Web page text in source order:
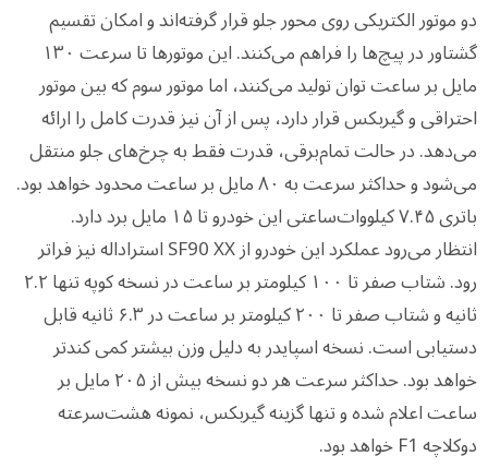
دو موتور الکتریکی روی محور جلو قرار گرفته‌اند و امکان تقسیم
گشتاور در پیچ‌ها را فراهم می‌کنند. این موتورها تا سرعت ۱۳۰
مایل بر ساعت توان تولید می‌کنند، اما موتور سوم که بین موتور
احتراقی و گیربکس قرار دارد، پس از آن نیز قدرت کامل را ارائه
می‌دهد. در حالت تمام‌برقی، قدرت فقط به چرخ‌های جلو منتقل
می‌شود و حداکثر سرعت به ۸۰ مایل بر ساعت محدود خواهد بود.
باتری ۷.۴۵ کیلووات‌ساعتی این خودرو تا ۱۵ مایل برد دارد.
انتظار می‌رود عملکرد این خودرو از SF90 XX استراداله نیز فراتر
رود. شتاب صفر تا ۱۰۰ کیلومتر بر ساعت در نسخه کوپه تنها ۲.۲
ثانیه و شتاب صفر تا ۲۰۰ کیلومتر بر ساعت در ۶.۳ ثانیه قابل
دستیابی است. نسخه اسپایدر به دلیل وزن بیشتر کمی کندتر
خواهد بود. حداکثر سرعت هر دو نسخه بیش از ۲۰۵ مایل بر
ساعت اعلام شده و تنها گزینه گیربکس، نمونه هشت‌سرعته
دوکلاچه F1 خواهد بود.